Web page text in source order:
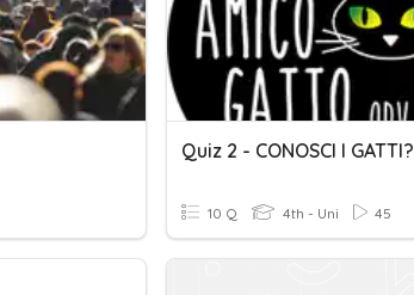
Quiz 2 - CONOSCI I GATTI?
10 Q 4th - Uni 45